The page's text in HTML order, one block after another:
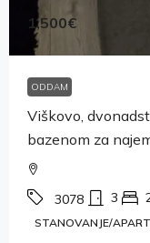
1,500€
ODDAM
Viškovo,
bazenom za
3078 3
STANOVANJE/